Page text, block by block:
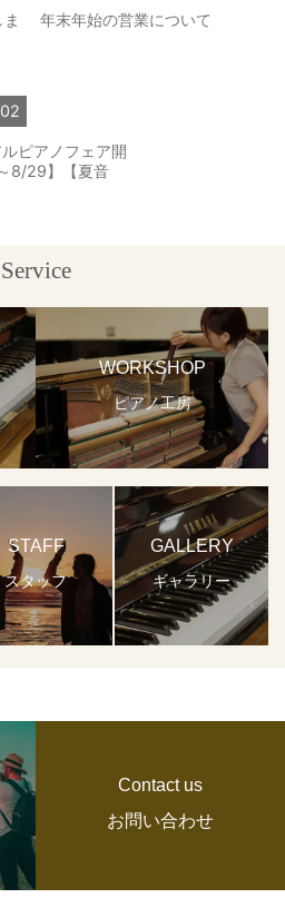
年末年始の営業について
ピアノフェア開
8/29】【夏音
Service
WORKSHOP
ピアノ工房
STAFF
スタッフ
GALLERY
ギャラリー
Contact us
お問い合わせ